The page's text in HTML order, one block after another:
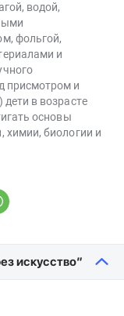
водой,
фольгой,
и
присмотром и
в возрасте
основы
химии, биологии и
искусство”